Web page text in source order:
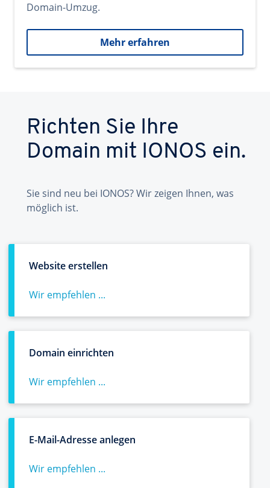
Domain-Umzug.
Mehr erfahren
Richten Sie Ihre
Domain mit IONOS ein.
Sie sind neu bei IONOS? Wir zeigen Ihnen, was
möglich ist.
Website erstellen
Wir empfehlen ...
Domain einrichten
Wir empfehlen ...
E-Mail-Adresse anlegen
Wir empfehlen ...